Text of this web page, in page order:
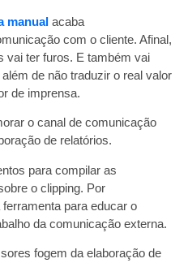
manual acaba
com o cliente. Afinal,
vai ter furos. E também vai
de não traduzir o real valor
de imprensa.
o canal de comunicação
de relatórios.
para compilar as
o clipping. Por
para educar o
da comunicação externa.
fogem da elaboração de